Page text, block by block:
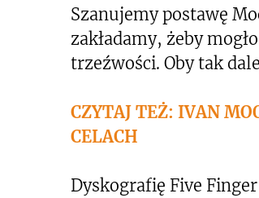
Szanujemy postawę
zakładamy, żeby
trzeźwości. Oby tak
CZYTAJ TEŻ: IVAN
CELACH
Dyskografię Five